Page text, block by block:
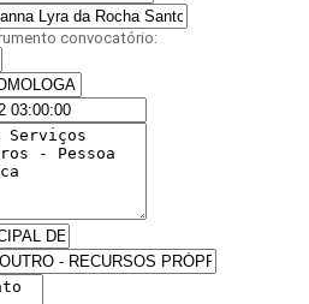
convocatório: